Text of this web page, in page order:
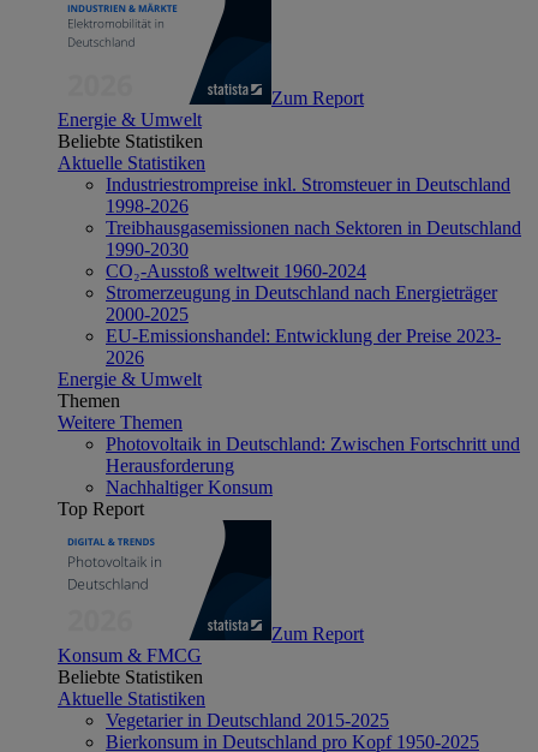
Zum Report
Energie & Umwelt
Beliebte Statistiken
Aktuelle Statistiken
Industriestrompreise inkl. Stromsteuer in Deutschland
1998-2026
Treibhausgasemissionen nach Sektoren in Deutschland
1990-2030
CO₂-Ausstoß weltweit 1960-2024
Stromerzeugung in Deutschland nach Energieträger
2000-2025
EU-Emissionshandel: Entwicklung der Preise 2023-
2026
Energie & Umwelt
Themen
Weitere Themen
Photovoltaik in Deutschland: Zwischen Fortschritt und
Herausforderung
Nachhaltiger Konsum
Top Report
Zum Report
Konsum & FMCG
Beliebte Statistiken
Aktuelle Statistiken
Vegetarier in Deutschland 2015-2025
Bierkonsum in Deutschland pro Kopf 1950-2025